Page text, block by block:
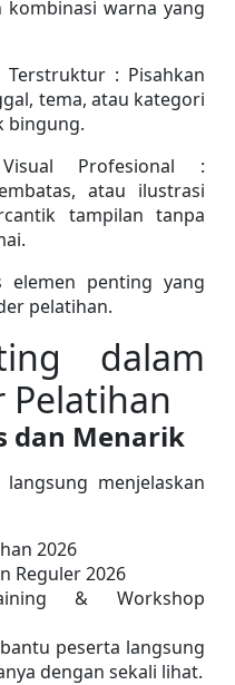
kombinasi warna yang
Terstruktur : Pisahkan
tema, atau kategori
bingung.
Profesional :
atau ilustrasi
tampilan tanpa
elemen penting yang
pelatihan.
dalam
Pelatihan
dan Menarik
menjelaskan
2026
Reguler 2026
& Workshop
peserta langsung
dengan sekali lihat.